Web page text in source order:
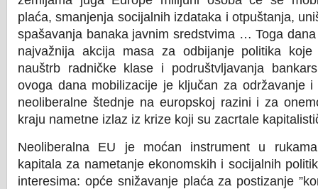
plaća, smanjenja socijalnih izdataka i otpuštanja,
spašavanja banaka javnim sredstvima … Toga
najvažnija akcija masa za odbijanje politika
nauštrb radničke klase i podruštvljavanja
ovoga dana mobilizacije je ključan za održavanje
neoliberalne štednje na europskoj razini i za
kraju nametne izlaz iz krize koji su zacrtale
Neoliberalna EU je moćan instrument u
kapitala za nametanje ekonomskih i socijalnih
interesima: opće snižavanje plaća za postizanje